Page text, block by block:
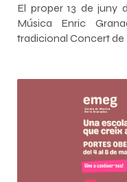
El proper 13 de juny
Música Enric
tradicional Concert de